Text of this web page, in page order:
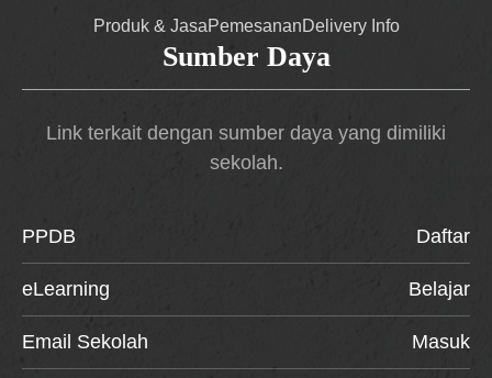
Produk & JasaPemesananDelivery Info
Sumber Daya
Link terkait dengan sumber daya yang dimiliki
sekolah.
PPDB Daftar
eLearning Belajar
Email Sekolah Masuk